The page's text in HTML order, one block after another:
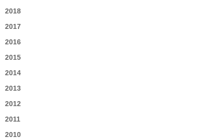
2018
2017
2016
2015
2014
2013
2012
2011
2010